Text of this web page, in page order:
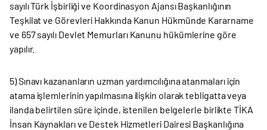
sayılı Türk İşbirliği ve Koordinasyon Ajansı Başkanlığının
Teşkilat ve Görevleri Hakkında Kanun Hükmünde Kararname
ve 657 sayılı Devlet Memurları Kanunu hükümlerine göre
yapılır.
5) Sınavı kazananların uzman yardımcılığına atanmaları için
atama işlemlerinin yapılmasına ilişkin olarak tebligatta veya
ilanda belirtilen süre içinde, istenilen belgelerle birlikte TİKA
İnsan Kaynakları ve Destek Hizmetleri Dairesi Başkanlığına